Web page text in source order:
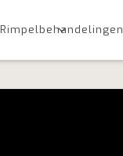
Rimpelbehandelingen